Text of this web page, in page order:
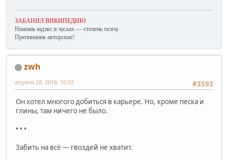
ЗАБАНИЛ ВИКИПЕДИЮ
Нижниь ıндэкс в ҷıсʌах — степень тıсяҷı
Препинания авторские!
zwh
#3593
апреля 28, 2018, 10:02
Он хотел многого добиться в карьере. Но, кроме песка и
глины, там ничего не было.
• • •
Забить на всё — гвоздей не хватит.